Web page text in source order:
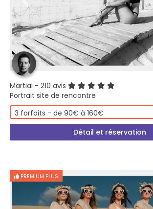
Martial - 210 avis
Portrait site de rencontre
3 forfaits - de 90€ à 160€
Détail et réservation
PREMIUM PLUS